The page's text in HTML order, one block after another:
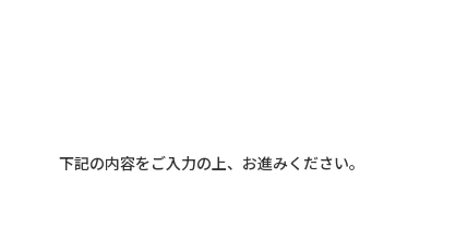
下記の内容をご入力の上、お進みください。